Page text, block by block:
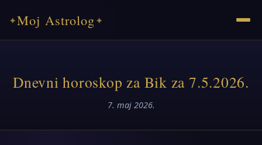
✦Moj Astrolog✦
Dnevni horoskop za Bik za 7.5.2026.
7. maj 2026.